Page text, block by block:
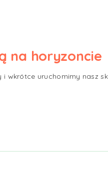
na horyzoncie
i wkrótce uruchomimy nasz